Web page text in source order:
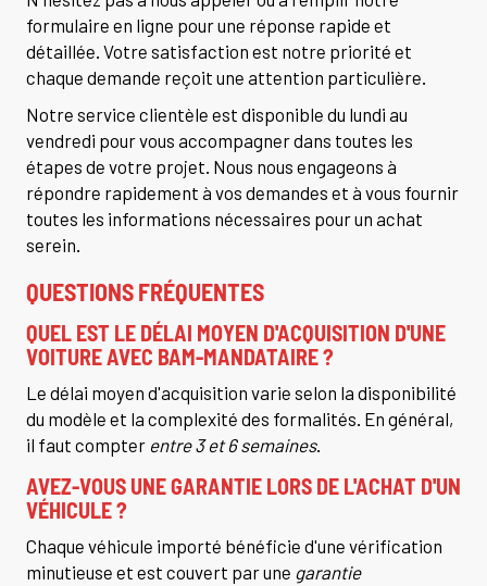
formulaire en ligne pour une réponse rapide et
détaillée. Votre satisfaction est notre priorité et
chaque demande reçoit une attention particulière.
Notre service clientèle est disponible du lundi au
vendredi pour vous accompagner dans toutes les
étapes de votre projet. Nous nous engageons à
répondre rapidement à vos demandes et à vous fournir
toutes les informations nécessaires pour un achat
serein.
QUESTIONS FRÉQUENTES
QUEL EST LE DÉLAI MOYEN D'ACQUISITION D'UNE
VOITURE AVEC BAM-MANDATAIRE ?
Le délai moyen d'acquisition varie selon la disponibilité
du modèle et la complexité des formalités. En général,
il faut compter entre 3 et 6 semaines.
AVEZ-VOUS UNE GARANTIE LORS DE L'ACHAT D'UN
VÉHICULE ?
Chaque véhicule importé bénéficie d'une vérification
minutieuse et est couvert par une garantie